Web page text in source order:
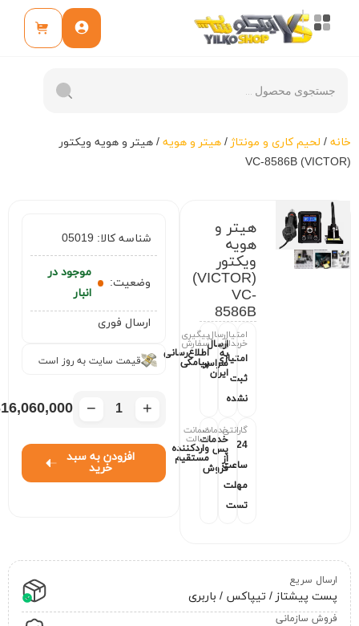
خانه / لحیم کاری و مونتاژ / هیتر و هویه / هیتر و هویه ویکتور
(VICTOR) VC-8586B
هیتر و
هویه
ویکتور
(VICTOR)
VC-
8586B
امتیاز
خریداران
امتیازی
ثبت
نشده
ارسال
ارسال
به
سراسر
ایران
پیگیری
سفارش
اطلاع‌رسانی
پیامکی
گارانتی
24
ساعت
مهلت
تست
خدمات
خدمات
پس
از
فروش
ضمانت
اصالت
واردکننده
مستقیم
شناسه کالا: 05019
وضعیت:
موجود در
انبار
ارسال فوری
قیمت سایت به روز است
+
−
16,060,000
افزودن به سبد
خرید
ارسال سریع
پست پیشتاز / تیپاکس / باربری
فروش سازمانی